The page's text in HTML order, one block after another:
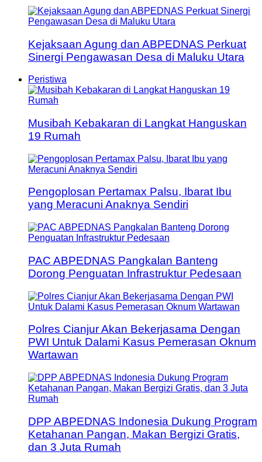
Kejaksaan Agung dan ABPEDNAS Perkuat
Sinergi Pengawasan Desa di Maluku Utara
Peristiwa
Musibah Kebakaran di Langkat Hanguskan
19 Rumah
Pengoplosan Pertamax Palsu, Ibarat Ibu
yang Meracuni Anaknya Sendiri
PAC ABPEDNAS Pangkalan Banteng
Dorong Penguatan Infrastruktur Pedesaan
Polres Cianjur Akan Bekerjasama Dengan
PWI Untuk Dalami Kasus Pemerasan Oknum
Wartawan
DPP ABPEDNAS Indonesia Dukung Program
Ketahanan Pangan, Makan Bergizi Gratis,
dan 3 Juta Rumah